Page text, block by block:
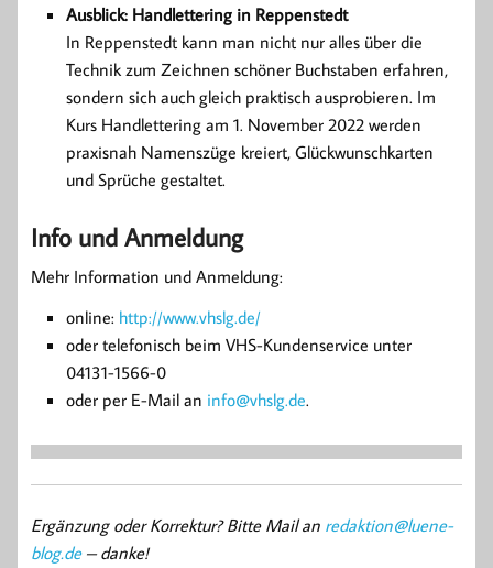
Ausblick: Handlettering in Reppenstedt
In Reppenstedt kann man nicht nur alles über die
Technik zum Zeichnen schöner Buchstaben erfahren,
sondern sich auch gleich praktisch ausprobieren. Im
Kurs Handlettering am 1. November 2022 werden
praxisnah Namenszüge kreiert, Glückwunschkarten
und Sprüche gestaltet.
Info und Anmeldung
Mehr Information und Anmeldung:
online: http://www.vhslg.de/
oder telefonisch beim VHS-Kundenservice unter
04131-1566-0
oder per E-Mail an info@vhslg.de.
Ergänzung oder Korrektur? Bitte Mail an redaktion@luene-
blog.de– danke!